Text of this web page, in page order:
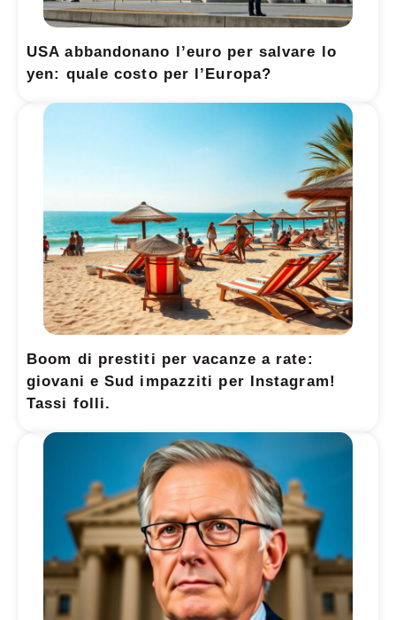
USA abbandonano l’euro per salvare lo
yen: quale costo per l’Europa?
Boom di prestiti per vacanze a rate:
giovani e Sud impazziti per Instagram!
Tassi folli.